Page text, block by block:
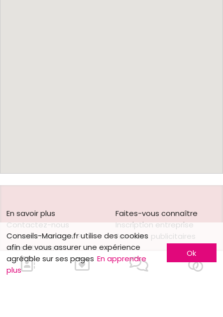
En savoir plus
Contactez-nous
Qui sommes-nous ?
Jobs et stages
Partenaires
Mentions légales
Faites-vous connaître
Inscription entreprise
Formules publicitaires
Conseils-Mariage.fr utilise des cookies
afin de vous assurer une expérience
agréable sur ses pages En apprendre
plus
Ok